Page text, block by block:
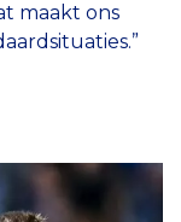
maakt ons